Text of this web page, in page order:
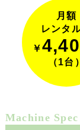
月額
レンタ
￥
（1台）
Machine Spec